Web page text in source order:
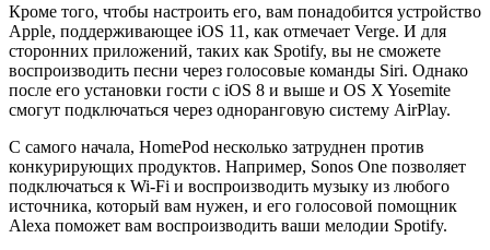
Кроме того, чтобы настроить его, вам понадобится устройство
Apple, поддерживающее iOS 11, как отмечает Verge. И для
сторонних приложений, таких как Spotify, вы не сможете
воспроизводить песни через голосовые команды Siri. Однако
после его установки гости с iOS 8 и выше и OS X Yosemite
смогут подключаться через одноранговую систему AirPlay.
С самого начала, HomePod несколько затруднен против
конкурирующих продуктов. Например, Sonos One позволяет
подключаться к Wi-Fi и воспроизводить музыку из любого
источника, который вам нужен, и его голосовой помощник
Alexa поможет вам воспроизводить ваши мелодии Spotify.